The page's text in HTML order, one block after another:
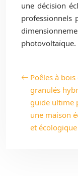
une décision
professionnels
photovoltaïque.
Poêles à bois
granulés
guide ultime
une maison
et écologique